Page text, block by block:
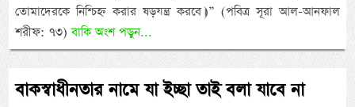
তোমাদেরকে নিশ্চিহ্ন করার ষড়যন্ত্র করবে।)” (পবিত্র সূরা আল-আনফাল
শরীফ: ৭৩)বাকি অংশ পড়ুন...
বাকস্বাধীনতার নামে যা ইচ্ছা তাই বলা যাবে না